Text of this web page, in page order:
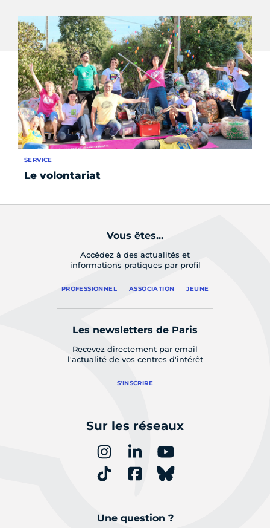
Le volontariat
SERVICE
Vous êtes...
Accédez à des actualités et
informations pratiques par profil
PROFESSIONNEL ASSOCIATION JEUNE
Les newsletters de Paris
Recevez directement par email
l'actualité de vos centres d'intérêt
S'INSCRIRE
Sur les réseaux
Une question ?